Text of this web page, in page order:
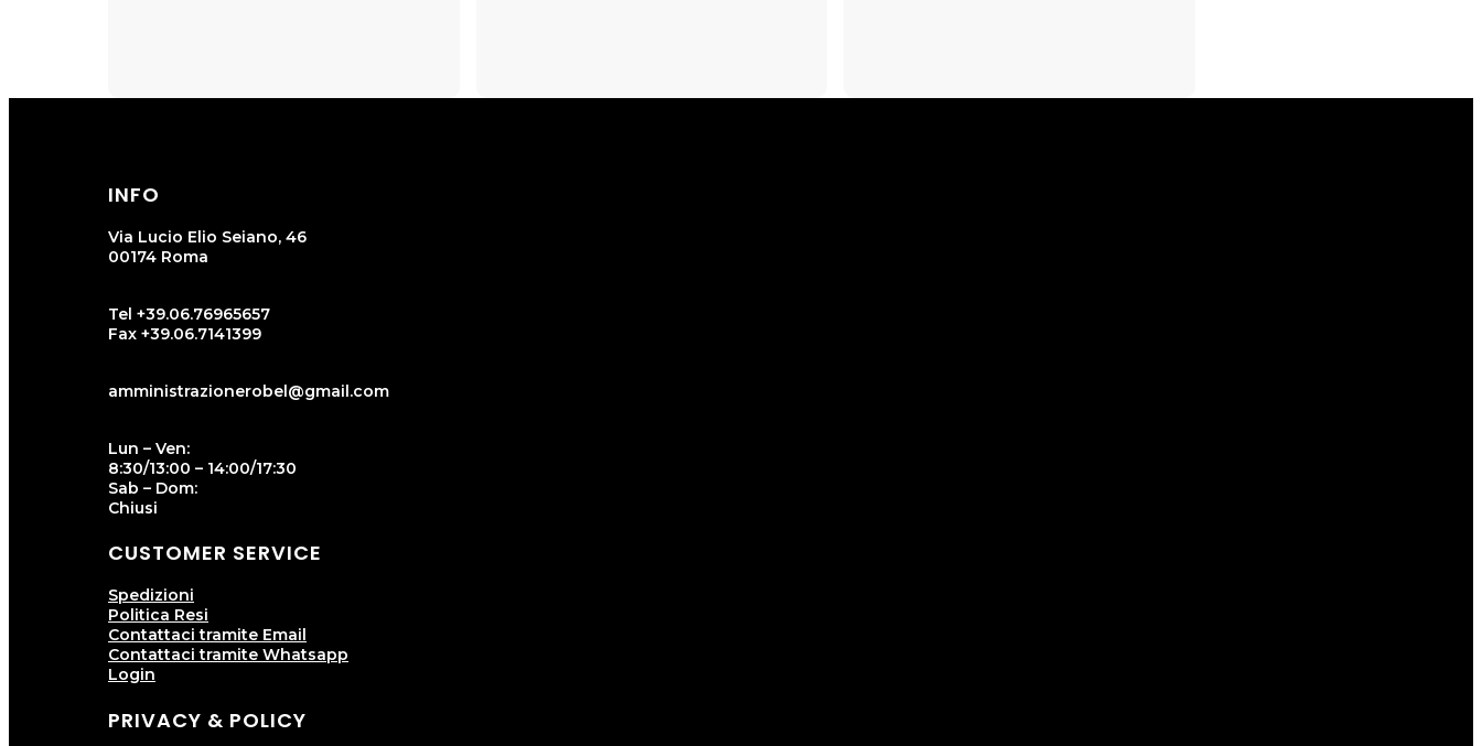
INFO
Via Lucio Elio Seiano, 46
00174 Roma
Tel +39.06.76965657
Fax +39.06.7141399
amministrazionerobel@gmail.com
Lun – Ven:
8:30/13:00 – 14:00/17:30
Sab – Dom:
Chiusi
CUSTOMER SERVICE
Spedizioni
Politica Resi
Contattaci tramite Email
Contattaci tramite Whatsapp
Login
PRIVACY & POLICY